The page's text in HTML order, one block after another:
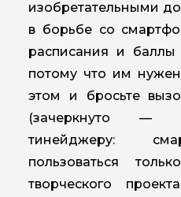
изобретательными
в борьбе со
расписания и баллы
потому что им
этом и бросьте
(зачеркнуто —
тинейджеру:
пользоваться
творческого